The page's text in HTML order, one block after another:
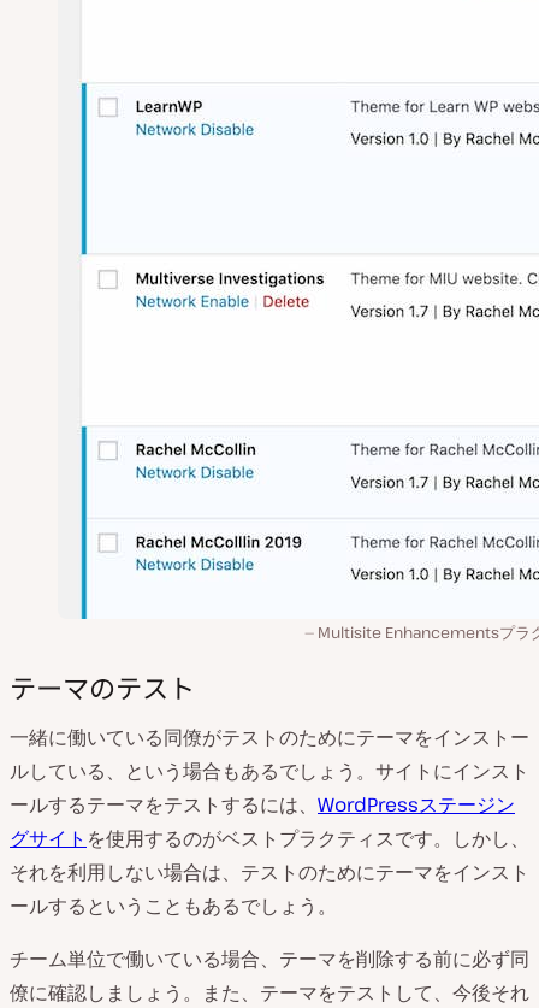
Multisite Enhancementsプラ
テーマのテスト
一緒に働いている同僚がテストのためにテーマをインストー
ルしている、という場合もあるでしょう。サイトにインスト
ールするテーマをテストするには、 WordPressステージン
グサイト を使用するのがベストプラクティスです。しかし、
それを利用しない場合は、テストのためにテーマをインスト
ールするということもあるでしょう。
チーム単位で働いている場合、テーマを削除する前に必ず同
僚に確認しましょう。また、テーマをテストして、今後それ